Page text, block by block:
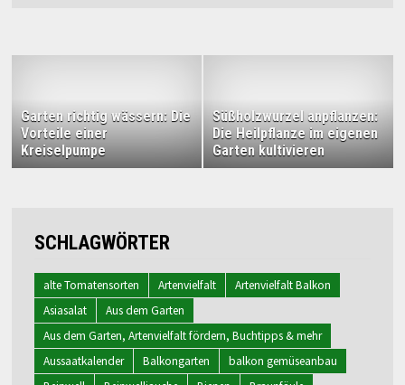
Garten richtig wässern: Die
Vorteile einer
Kreiselpumpe
Süßholzwurzel anpflanzen:
Die Heilpflanze im eigenen
Garten kultivieren
SCHLAGWÖRTER
alte Tomatensorten Artenvielfalt
Artenvielfalt Balkon
Asiasalat
Aus dem Garten
Aus dem Garten, Artenvielfalt fördern, Buchtipps & mehr
Aussaatkalender
Balkongarten
balkon gemüseanbau